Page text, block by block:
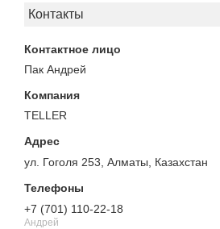
Контакты
Пак Андрей
TELLER
ул. Гоголя 253, Алматы, Казахстан
+7 (701) 110-22-18
Андрей